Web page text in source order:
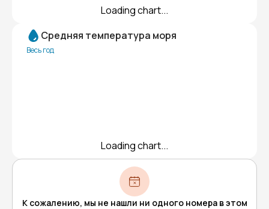
Loading chart...
Средняя температура моря
Весь год
Loading chart...
К сожалению, мы не нашли ни одного номера в этом